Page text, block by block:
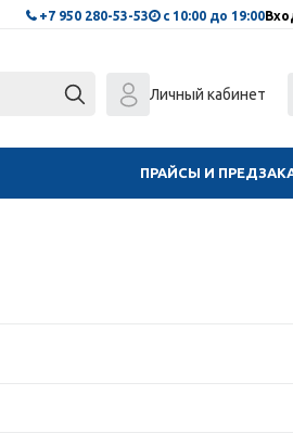
+7 950 280-53-53 с 10:00 до 19:00
Личный кабинет
ПРАЙСЫ И